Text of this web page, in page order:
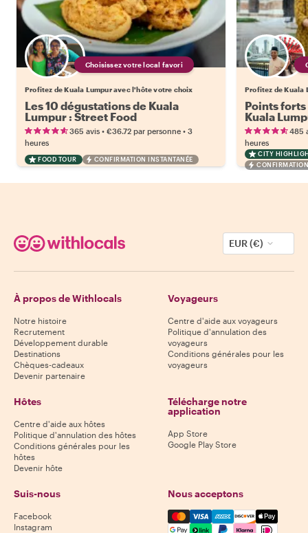
Choisissez votre local favori
Profitez de Kuala Lumpur avec l'hôte votre choix
Les 10 dégustations de Kuala
Lumpur : Street Food
365 avis • €36.72 par personne • 3
heures
FOOD TOUR CONFIRMATION INSTANTANÉE
Profitez de Kuala
Points
Kuala
485
heures
CITY
EUR (€)
À propos de Withlocals
Notre histoire
Recrutement
Développement durable
Destinations
Chèques-cadeaux
Devenir partenaire
Voyageurs
Centre d'aide aux voyageurs
Politique d'annulation des
voyageurs
Conditions générales pour les
voyageurs
Hôtes
Centre d'aide aux hôtes
Politique d'annulation des hôtes
Conditions générales pour les
hôtes
Devenir hôte
Télécharge notre
application
App Store
Google Play Store
Suis-nous
Facebook
Instagram
Nous acceptons
Mastercard, Visa, Amex,